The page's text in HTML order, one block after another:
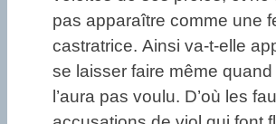
pas apparaître comme une
castratrice. Ainsi va-t-elle
se laisser faire même quand
l’aura pas voulu. D’où les